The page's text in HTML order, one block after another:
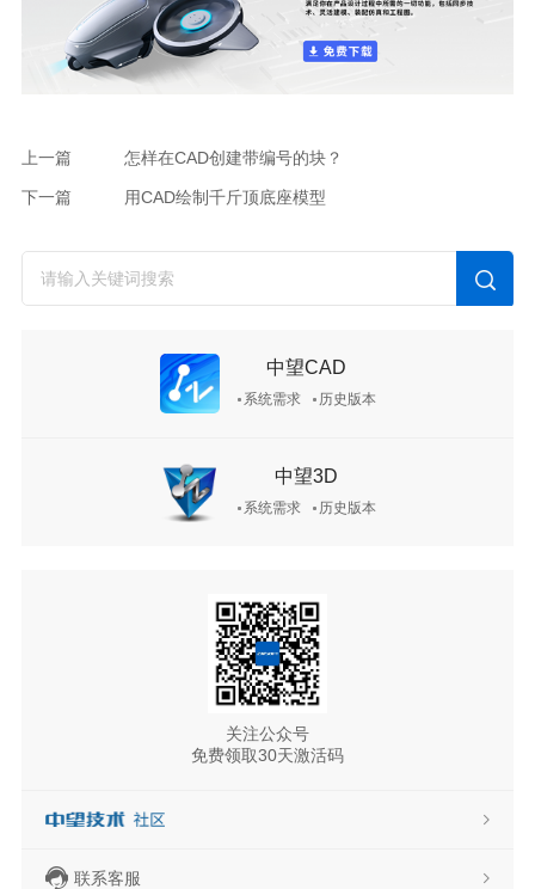
上一篇 怎样在CAD创建带编号的块？
下一篇 用CAD绘制千斤顶底座模型
中望CAD
系统需求 历史版本
中望3D
系统需求 历史版本
关注公众号
免费领取30天激活码
联系客服